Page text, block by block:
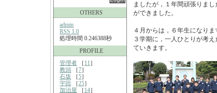
OTHERS
admin
RSS 1.0
処理時間 0.246388秒
PROFILE
管理者 ［ 11 ］
教頭 ［7］
石坂 ［5］
宇田
［25］
加治屋 ［ 14］
ましたが，１年間頑張りま
ができました。
４月からは，６年生になりま
３学期に，一人ひとりが考
ていきます。